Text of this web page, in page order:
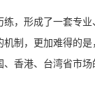
，形成了一套专
制，更加难得的
香港、台湾省市场